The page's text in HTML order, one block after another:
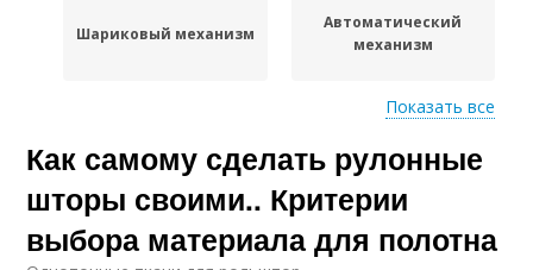
Шариковый механизм
Автоматический
механизм
Механизм для
рулонных штор
Кассетный механизм
Показать все
Как самому сделать рулонные
шторы своими.. Критерии
выбора материала для полотна